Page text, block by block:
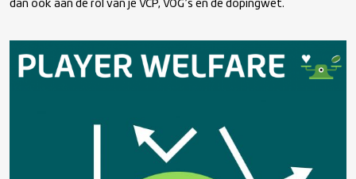
Player welfare
dan ook aan de rol van je VCP, VOG’s en de dopingwet.